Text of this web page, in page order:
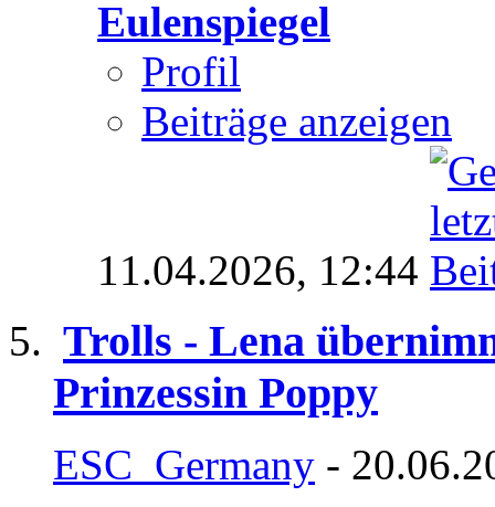
Eulenspiegel
Profil
Beiträge anzeigen
11.04.2026, 12:44
Trolls - Lena
Prinzessin Poppy
ESC_Germany -